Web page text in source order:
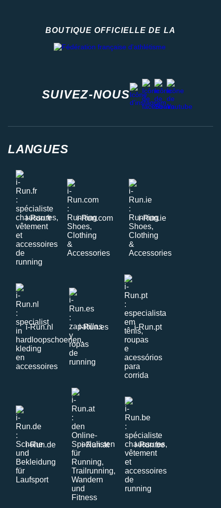
BOUTIQUE OFFICIELLE DE LA
SUIVEZ-NOUS
instagram
facebook
stravayoutube
LANGUES
i-Run.fr i-Run.com i-Run.ie
i-Run.nl i-Run.es i-Run.pt
i-Run.de i-Run.at i-Run.be